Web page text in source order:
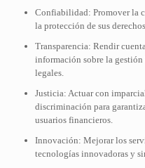
Confiabilidad: Promover la
la protección de sus
Transparencia: Rendir
información sobre la
legales.
Justicia: Actuar con
discriminación para
usuarios financieros.
Innovación: Mejorar los
tecnologías innovadoras y